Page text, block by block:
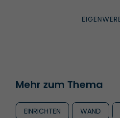
Mehr zum Thema
EINRICHTEN WAND